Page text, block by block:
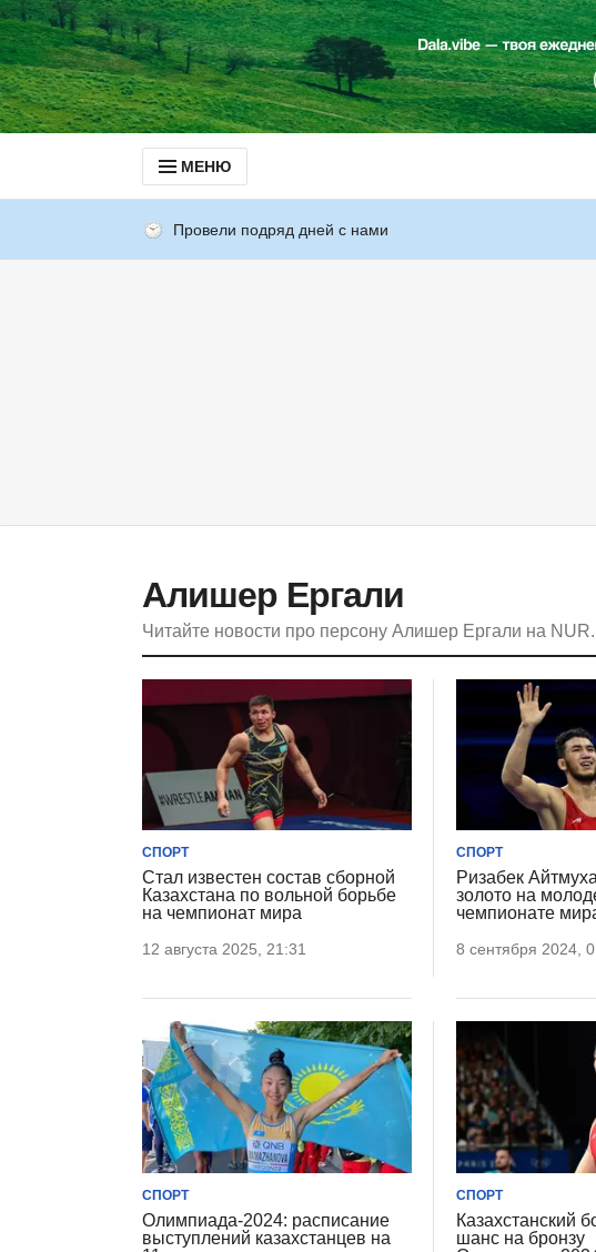
МЕНЮ
Провели подряд дней с нами
Алишер Ергали
Читайте новости про персону Алишер Ергали на
СПОРТ
Стал известен состав сборной
Казахстана по вольной борьбе
на чемпионат мира
12 августа 2025, 21:31
СПОРТ
Ризабек
золото на
чемпионате
8 сентября 2024,
СПОРТ
Олимпиада-2024: расписание
выступлений казахстанцев на
СПОРТ
Казахстанский
шанс на бронзу